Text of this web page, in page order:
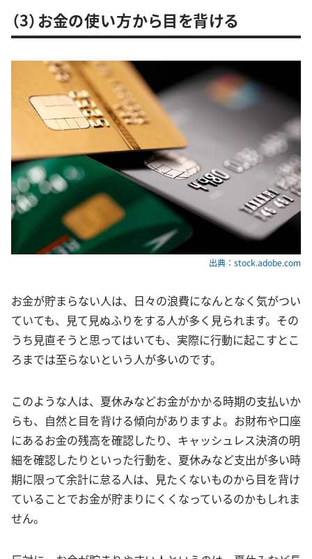
（3）お金の使い方から目を背ける
出典：stock.adobe.com
お金が貯まらない人は、日々の浪費になんとなく気がつい
ていても、見て見ぬふりをする人が多く見られます。その
うち見直そうと思ってはいても、実際に行動に起こすとこ
ろまでは至らないという人が多いのです。
このような人は、夏休みなどお金がかかる時期の支払いか
らも、自然と目を背ける傾向がありますよ。お財布や口座
にあるお金の残高を確認したり、キャッシュレス決済の明
細を確認したりといった行動を、夏休みなど支出が多い時
期に限って余計に怠る人は、見たくないものから目を背け
ていることでお金が貯まりにくくなっているのかもしれま
せん。